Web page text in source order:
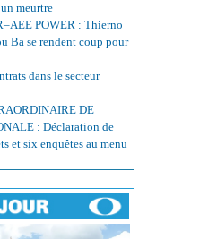
meurtre
POWER : Thierno
Ba se rendent coup pour
dans le secteur
DE
: Déclaration de
et six enquêtes au menu